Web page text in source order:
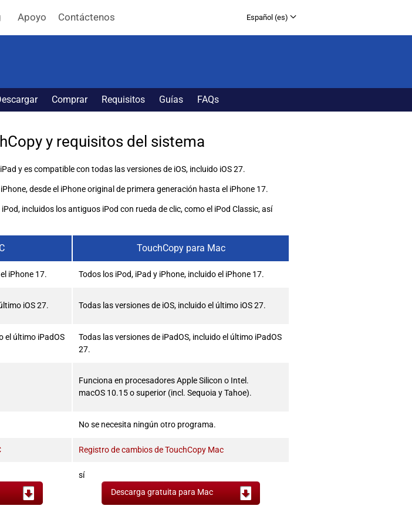
Apoyo Contáctenos Español (es)
Comprar Requisitos Guías FAQs
y requisitos del sistema
y es compatible con todas las versiones de iOS, incluido iOS 27.
desde el iPhone original de primera generación hasta el iPhone 17.
incluidos los antiguos iPod con rueda de clic, como el iPod Classic, así
TouchCopy para Mac
iPhone 17. Todos los iPod, iPad y iPhone, incluido el iPhone 17.
iOS 27. Todas las versiones de iOS, incluido el último iOS 27.
el último iPadOS
Todas las versiones de iPadOS, incluido el último iPadOS
27.
Funciona en procesadores Apple Silicon o Intel.
macOS 10.15 o superior (incl. Sequoia y Tahoe).
No se necesita ningún otro programa.
Registro de cambios de TouchCopy Mac
sí
Descarga gratuita para Mac